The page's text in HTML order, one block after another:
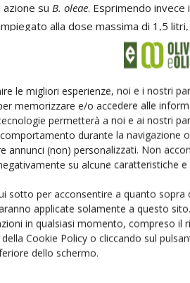
le migliori esperienze, noi e i nostri
memorizzare e/o accedere alle
permetterà a noi e ai nostri
durante la navigazione
annunci (non) personalizzati. Non
su alcune caratteristiche e
sotto per acconsentire a quanto
applicate solamente a questo
in qualsiasi momento, compreso il
Cookie Policy o cliccando sul
dello schermo.
su B. oleae. Esprimendo invece
alla dose massima di 1,5
una seconda volta a distanza di 12-
raccolta.
selettività
Epik SLsi apprezza anche per la
e la selettività su molti artropodi utili
funzionale ai più moderni ed
anche un ottimo profilo residuale
sostanza attiva mostra
materie grasse: in pratica la
l’olio alla molitura.